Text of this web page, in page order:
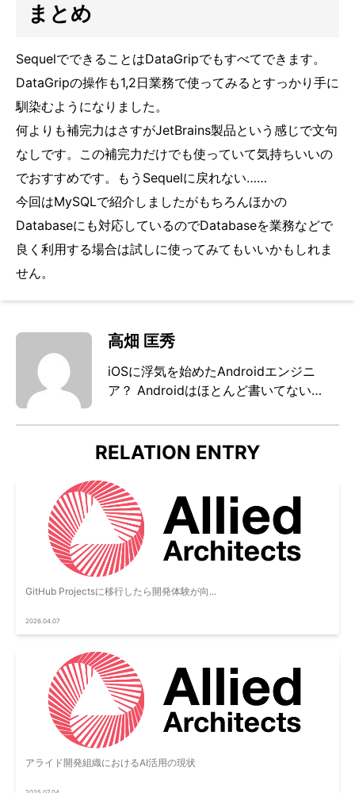
まとめ
SequelでできることはDataGripでもすべてできます。
DataGripの操作も1,2日業務で使ってみるとすっかり手に
馴染むようになりました。
何よりも補完力はさすがJetBrains製品という感じで文句
なしです。この補完力だけでも使っていて気持ちいいの
でおすすめです。もうSequelに戻れない……
今回はMySQLで紹介しましたがもちろんほかの
Databaseにも対応しているのでDatabaseを業務などで
良く利用する場合は試しに使ってみてもいいかもしれま
せん。
高畑 匡秀
iOSに浮気を始めたAndroidエンジニ
ア？ Androidはほとんど書いてない…
RELATION ENTRY
GitHub Projectsに移行したら開発体験が向...
2026.04.07
アライド開発組織におけるAI活用の現状